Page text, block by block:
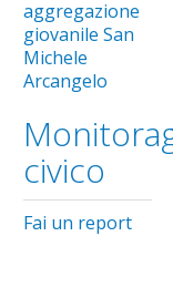
aggregazione
giovanile San
Michele
Arcangelo
civico
Fai un report